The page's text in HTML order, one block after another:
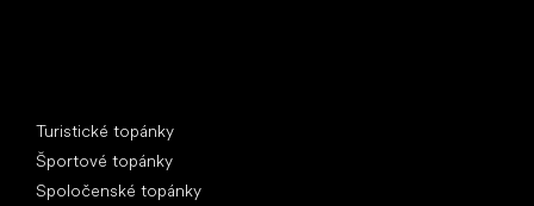
Turistické topánky
Športové topánky
Spoločenské topánky